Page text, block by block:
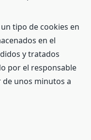
tipo de cookies en
en el
y tratados
por el responsable
de unos minutos a